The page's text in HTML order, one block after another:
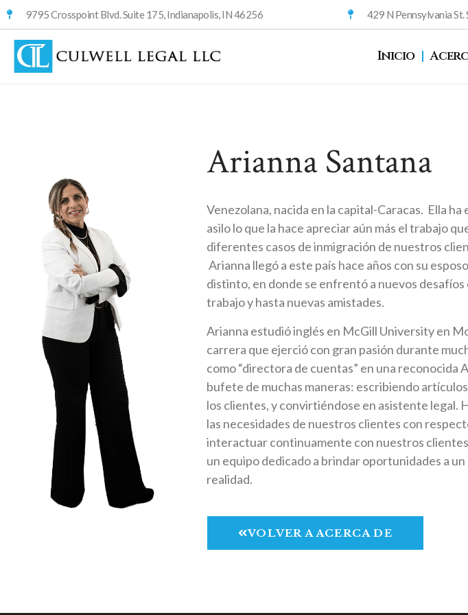
9795 Crosspoint Blvd. Suite 175, Indianapolis, IN 46256 429 N Pennsylvania
Inicio
Arianna Santana
Venezolana, nacida en la capital-Caracas. Ella
asilo lo que la hace apreciar aún más el trabajo
diferentes casos de inmigración de nuestros
Arianna llegó a este país hace años con su
distinto, en donde se enfrentó a nuevos
trabajo y hasta nuevas amistades.
Arianna estudió inglés en McGill University en
carrera que ejerció con gran pasión durante
como “directora de cuentas” en una
bufete de muchas maneras: escribiendo
los clientes, y convirtiéndose en asistente legal.
las necesidades de nuestros clientes con
interactuar continuamente con nuestros
un equipo dedicado a brindar oportunidades a
realidad.
VOLVER A ACERCA DE